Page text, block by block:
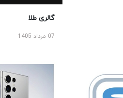
گالری طلا
07 مرداد 1405